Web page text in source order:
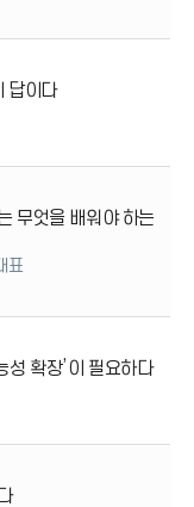
답이다
무엇을 배워야 하는
표
성 확장’이 필요하다